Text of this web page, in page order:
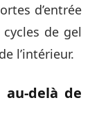
d’entrée
de gel
l’intérieur.
au-delà de